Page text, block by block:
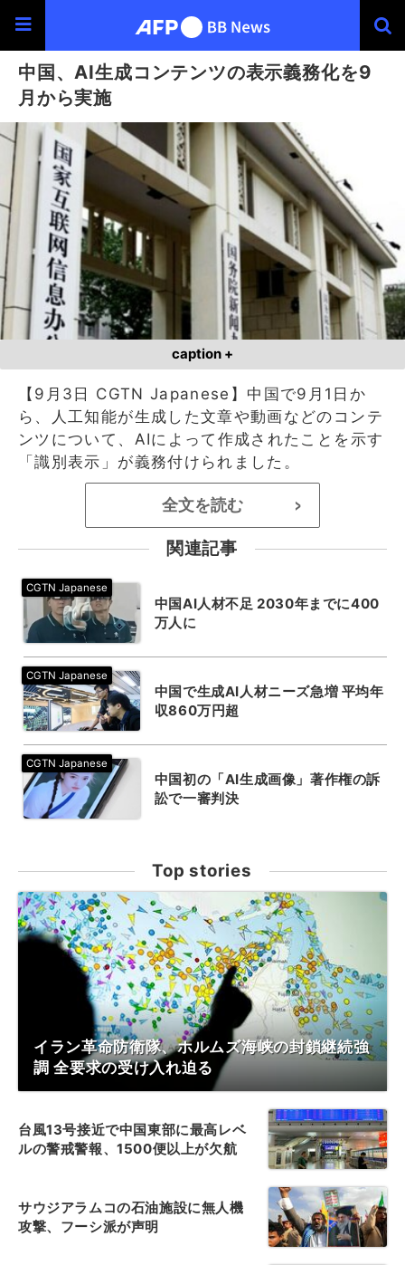
中国、AI生成コンテンツの表示義務化を9
月から実施
caption +
【9月3日 CGTN Japanese】中国で9月1日か
ら、人工知能が生成した文章や動画などのコンテ
ンツについて、AIによって作成されたことを示す
「識別表示」が義務付けられました。
全文を読む >
関連記事
中国AI人材不足 2030年までに400
万人に
中国で生成AI人材ニーズ急増 平均年
収860万円超
中国初の「AI生成画像」著作権の訴
訟で一審判決
Top stories
イラン革命防衛隊、ホルムズ海峡の封鎖継続強
調 全要求の受け入れ迫る
台風13号接近で中国東部に最高レベ
ルの警戒警報、1500便以上が欠航
サウジアラムコの石油施設に無人機
攻撃、フーシ派が声明